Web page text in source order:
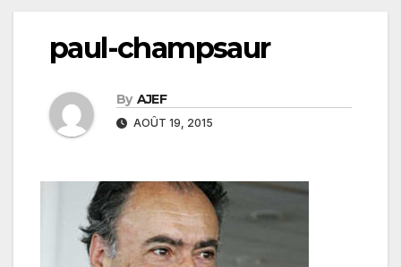
paul-champsaur
By AJEF
AOÛT 19, 2015